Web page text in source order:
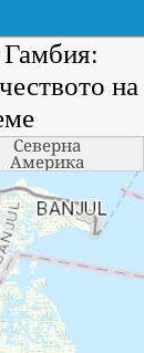
Гамбия:
на
Северна
Америка